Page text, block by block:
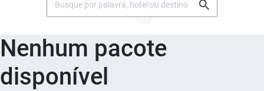
Nenhum pacote
disponível